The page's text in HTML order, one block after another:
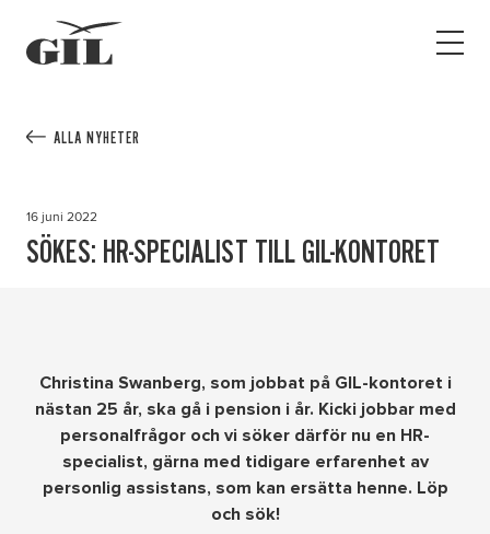
Open
Ha assistans
Jobb
Kampanjer
ALLA NYHETER
16 juni 2022
SÖKES: HR-SPECIALIST TILL GIL-KONTORET
Christina Swanberg, som jobbat på GIL-kontoret i
nästan 25 år, ska gå i pension i år. Kicki jobbar med
personalfrågor och vi söker därför nu en HR-
specialist, gärna med tidigare erfarenhet av
personlig assistans, som kan ersätta henne. Löp
och sök!